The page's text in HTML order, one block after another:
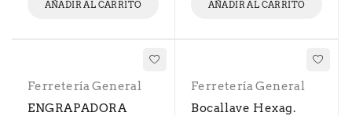
AÑADIR AL CARRITO AÑADIR AL CARRITO
Ferretería General
ENGRAPADORA
Ferretería General
Bocallave Hexag.